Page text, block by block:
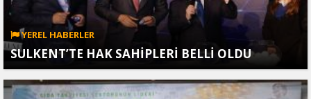
YEREL HABERLER
SULKENT’TE HAK SAHİPLERİ BELLİ OLDU